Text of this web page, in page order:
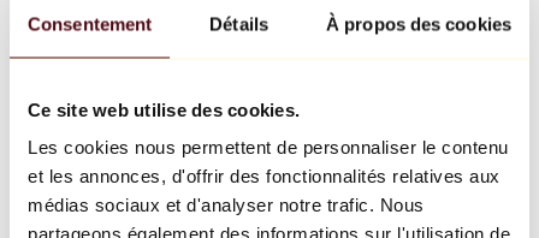
Consentement Détails À propos des cookies
Ce site web utilise des cookies.
Les cookies nous permettent de personnaliser le contenu
et les annonces, d'offrir des fonctionnalités relatives aux
médias sociaux et d'analyser notre trafic. Nous
partageons également des informations sur l'utilisation de
Richard Orlinski
Keith Haring
Jeff Koons
Jean-Michel Basquiat
Tous les designers
Œuvre de la semaine